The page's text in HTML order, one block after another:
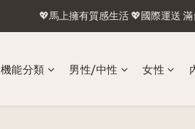
🍢台灣含外島滿1500免運🛫國際運送
🍢台灣含外島滿1500免運🛫國際運
機能分類 男性/中性 女性